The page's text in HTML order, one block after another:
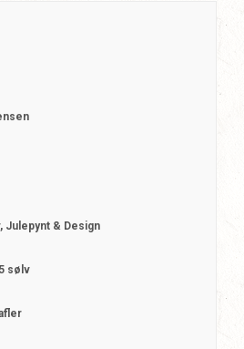
Julepynt & Design
sølv